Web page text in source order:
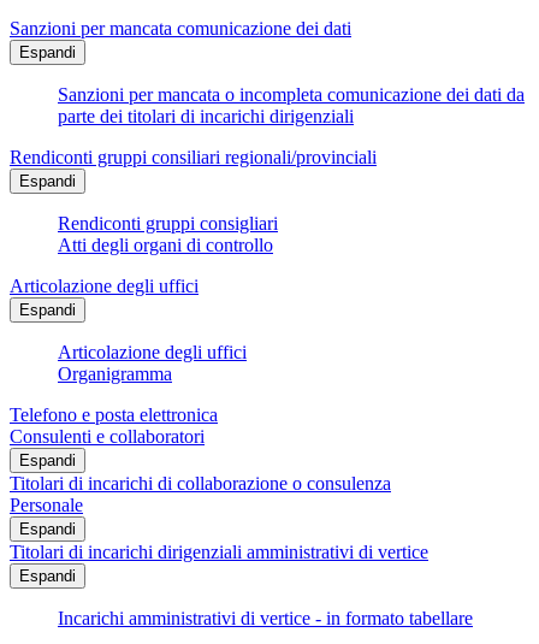
Sanzioni per mancata comunicazione dei dati
Espandi
Sanzioni per mancata o incompleta comunicazione dei dati da
parte dei titolari di incarichi dirigenziali
Rendiconti gruppi consiliari regionali/provinciali
Espandi
Rendiconti gruppi consigliari
Atti degli organi di controllo
Articolazione degli uffici
Espandi
Articolazione degli uffici
Organigramma
Telefono e posta elettronica
Consulenti e collaboratori
Espandi
Titolari di incarichi di collaborazione o consulenza
Personale
Espandi
Titolari di incarichi dirigenziali amministrativi di vertice
Espandi
Incarichi amministrativi di vertice - in formato tabellare